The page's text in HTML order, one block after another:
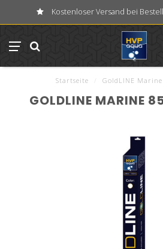
Kostenloser Versand bei
Startseite GoldLINE
GOLDLINE MARINE